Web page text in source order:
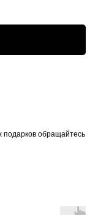
подарков обращайтесь